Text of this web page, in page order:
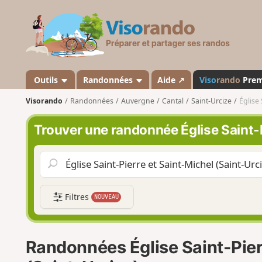
s
a
n
d
o
Outils Randonnées Aide ↗ Visorando
Visorando Randonnées Auvergne Cantal Saint-Urcize Église
Trouver une randonnée Église
Filtres NOUVEAU
Randonnées Église Saint-